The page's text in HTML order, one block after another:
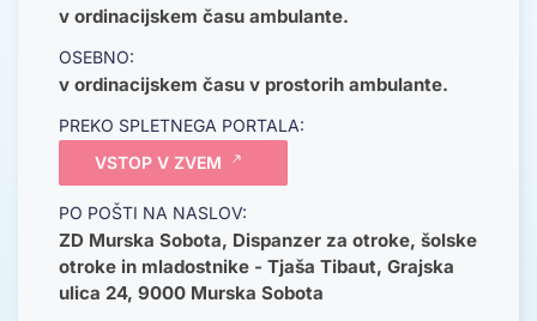
v ordinacijskem času ambulante.
OSEBNO:
v ordinacijskem času v prostorih ambulante.
PREKO SPLETNEGA PORTALA:
VSTOP V ZVEM
PO POŠTI NA NASLOV:
ZD Murska Sobota, Dispanzer za otroke, šolske
otroke in mladostnike - Tjaša Tibaut, Grajska
ulica 24, 9000 Murska Sobota